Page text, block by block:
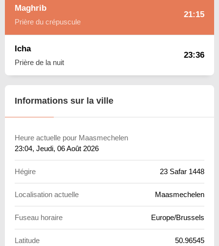
Maghrib
Prière du crépuscule
21:15
Icha
Prière de la nuit
23:36
Informations sur la ville
Heure actuelle pour Maasmechelen
23:04, Jeudi, 06 Août 2026
Hégire 23 Safar 1448
Localisation actuelle Maasmechelen
Fuseau horaire Europe/Brussels
Latitude 50.96545